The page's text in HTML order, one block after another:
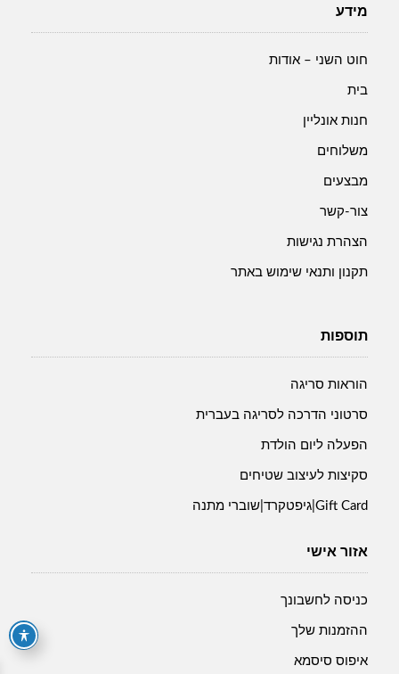
מידע
חוט השני – אודות
בית
חנות אונליין
משלוחים
מבצעים
צור-קשר
הצהרת נגישות
תקנון ותנאי שימוש באתר
תוספות
הוראות סריגה
סרטוני הדרכה לסריגה בעברית
הפעלה ליום הולדת
סקיצות לעיצוב שטיחים
Gift Card|גיפטקרד|שוברי מתנה
אזור אישי
כניסה לחשבונך
ההזמנות שלך
איפוס סיסמא